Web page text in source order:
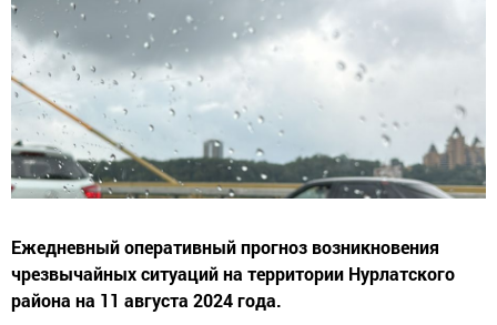
Ежедневный оперативный прогноз возникновения
чрезвычайных ситуаций на территории Нурлатского
района на 11 августа 2024 года.